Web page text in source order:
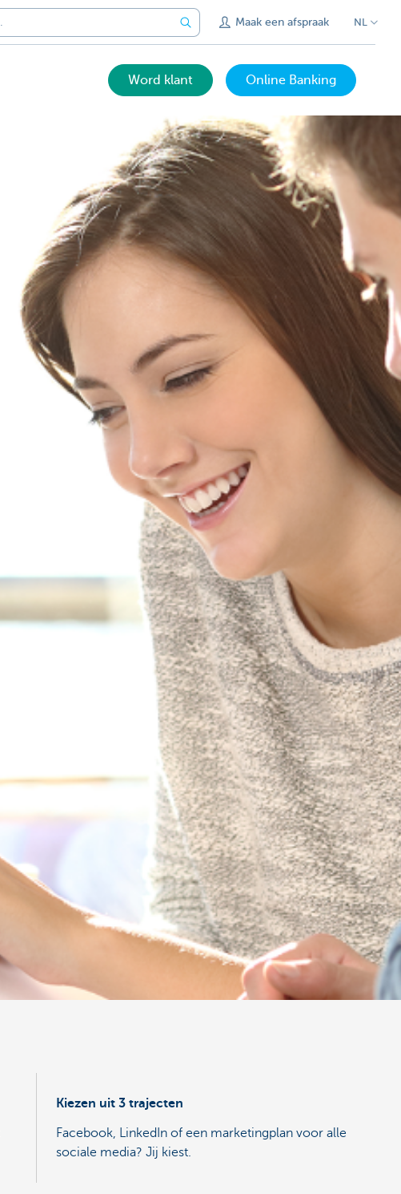
Maak een afspraak NL
Word klant Online Banking
Kiezen uit 3 trajecten
Facebook, LinkedIn of een marketingplan voor alle
sociale media? Jij kiest.